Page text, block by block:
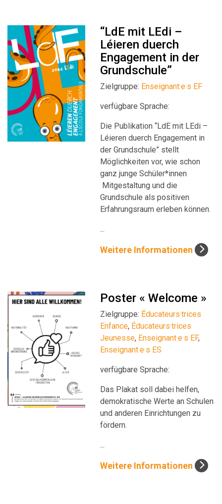
“LdE mit LEdi –
Léieren duerch
Engagement in der
Grundschule”
Zielgruppe: Enseignant·e·s EF
verfügbare Sprache:
Die Publikation “LdE mit LEdi –
Léieren duerch Engagement in
der Grundschule” stellt
Möglichkeiten vor, wie schon
ganz junge Schüler*innen
Mitgestaltung und die
Grundschule als positiven
Erfahrungsraum erleben können.
...
Weitere Informationen
Poster « Welcome »
Zielgruppe: Éducateurs·trices
Enfance, Éducateurs·trices
Jeunesse, Enseignant·e·s EF,
Enseignant·e·s ES
verfügbare Sprache:
Das Plakat soll dabei helfen,
demokratische Werte an Schulen
und anderen Einrichtungen zu
fördern.
...
Weitere Informationen